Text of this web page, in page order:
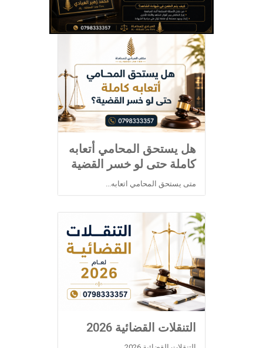
هل يستحق المحامي أتعابه
كاملة حتى لو خسر القضية
متى يستحق المحامي اتعابه...
التنقلات القضائية 2026